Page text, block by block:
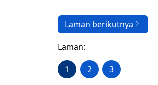
Laman berikutnya
Laman:
1 2 3